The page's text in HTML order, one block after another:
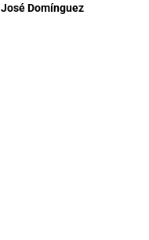
José Domínguez